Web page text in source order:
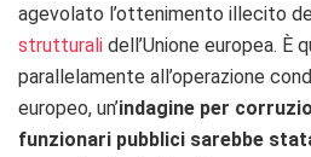
agevolato l’ottenimento illecito
strutturali dell’Unione europea. È
parallelamente all’operazione
europeo, un’indagine per
funzionari pubblici sarebbe